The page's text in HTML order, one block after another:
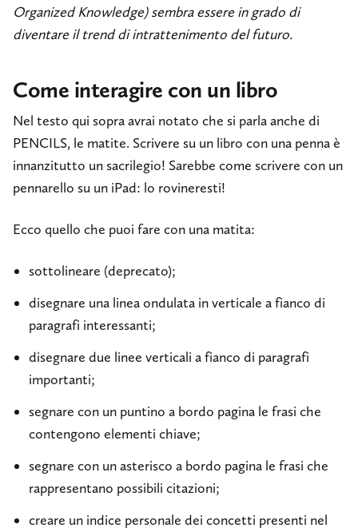
Organized Knowledge) sembra essere in grado di
diventare il trend di intrattenimento del futuro.
Come interagire con un libro
Nel testo qui sopra avrai notato che si parla anche di
PENCILS, le matite. Scrivere su un libro con una penna è
innanzitutto un sacrilegio! Sarebbe come scrivere con un
pennarello su un iPad: lo rovineresti!
Ecco quello che puoi fare con una matita:
sottolineare (deprecato);
disegnare una linea ondulata in verticale a fianco di
paragrafi interessanti;
disegnare due linee verticali a fianco di paragrafi
importanti;
segnare con un puntino a bordo pagina le frasi che
contengono elementi chiave;
segnare con un asterisco a bordo pagina le frasi che
rappresentano possibili citazioni;
creare un indice personale dei concetti presenti nel